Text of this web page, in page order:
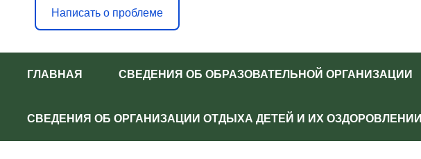
Написать о проблеме
ГЛАВНАЯ СВЕДЕНИЯ ОБ ОБРАЗОВАТЕЛЬНОЙ ОРГАНИЗАЦИИ
СВЕДЕНИЯ ОБ ОРГАНИЗАЦИИ ОТДЫХА ДЕТЕЙ И ИХ ОЗДОРОВЛЕНИИ